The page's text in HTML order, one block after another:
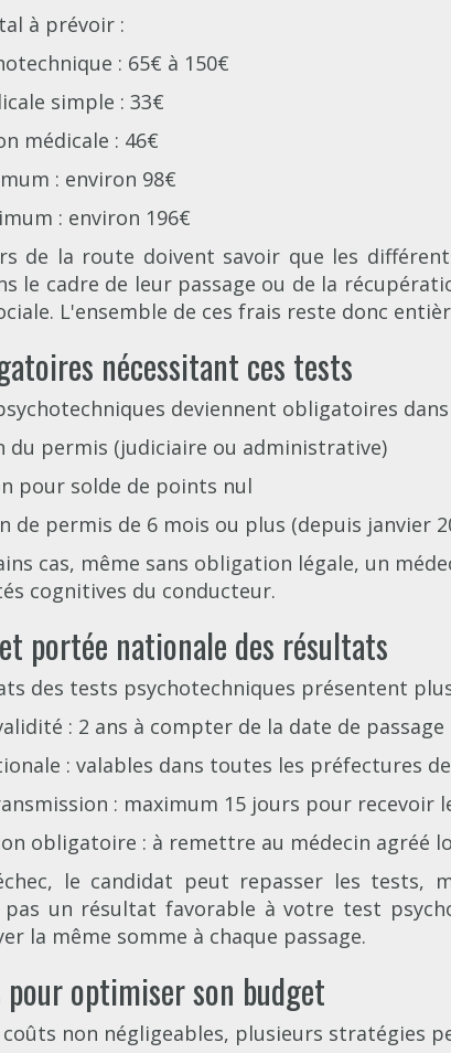
à prévoir :
: 65€ à 150€
simple : 33€
médicale : 46€
: environ 98€
: environ 196€
de la route doivent savoir que les
le cadre de leur passage ou de la
L'ensemble de ces frais reste donc
nécessitant ces tests
deviennent obligatoires
du permis (judiciaire ou administrative)
pour solde de points nul
de permis de 6 mois ou plus (depuis janvier
cas, même sans obligation légale, un
cognitives du conducteur.
portée nationale des résultats
des tests psychotechniques présentent
: 2 ans à compter de la date de passage
: valables dans toutes les préfectures
: maximum 15 jours pour recevoir
obligatoire : à remettre au médecin agréé
le candidat peut repasser les tests,
pas un résultat favorable à votre test
la même somme à chaque passage.
pour optimiser son budget
coûts non négligeables, plusieurs stratégies